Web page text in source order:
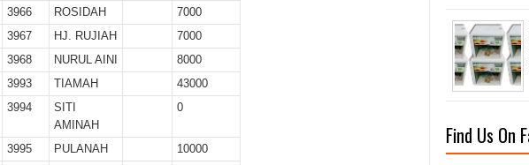
II 2025
II 2025
2025
II 2025
3966 ROSIDAH
7000
3967 HJ. RUJIAH
7000
3968 NURUL AINI
8000
3993 TIAMAH
43000
3994
SITI
AMINAH
0
3995 PULANAH
10000
Find Us On